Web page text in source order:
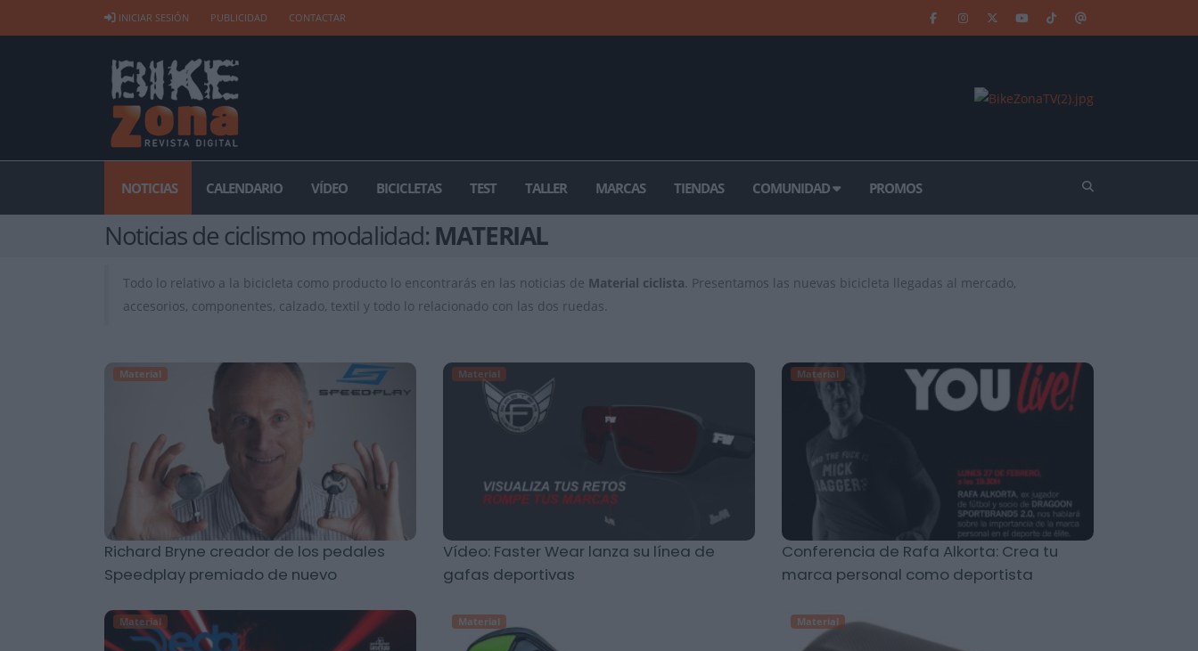
INICIAR SESIÓN PUBLICIDAD CONTACTAR
NOTICIAS CALENDARIO VÍDEO BICICLETAS TEST TALLER MARCAS TIENDAS COMUNIDAD PROMOS
Noticias de ciclismo modalidad: MATERIAL
Todo lo relativo a la bicicleta como producto lo encontrarás en las noticias de Material ciclista. Presentamos las nuevas bicicleta llegadas al mercado,
accesorios, componentes, calzado, textil y todo lo relacionado con las dos ruedas.
Material
Richard Bryne creador de los pedales
Speedplay premiado de nuevo
Material
Vídeo: Faster Wear lanza su línea de
gafas deportivas
Material
Conferencia de Rafa Alkorta: Crea tu
marca personal como deportista
Material Material Material